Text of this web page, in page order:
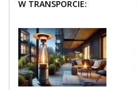
W TRANSPORCIE: